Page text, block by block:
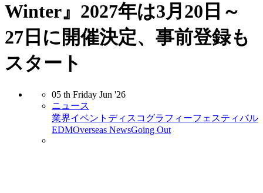
Winter』2027年は3月20日～
27日に開催決定、事前登録も
スタート
05 th Friday Jun '26
ニュース
業界イベント ディスコグラフィーフェスティバル
EDMOverseas NewsGoing Out